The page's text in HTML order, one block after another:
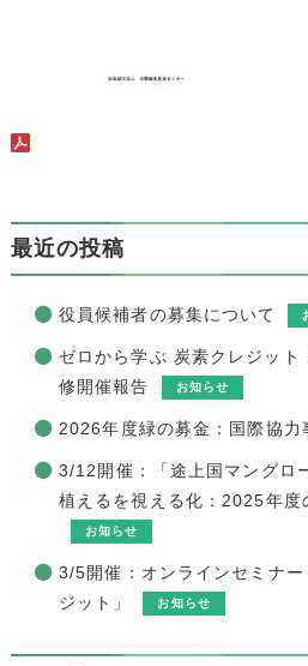
最近の投稿
役員候補者の募集について
ゼロから学ぶ 炭素クレジッ
修開催報告
お知らせ
2026年度緑の募金：国際協力
3/12開催：「途上国マングロ
植えるを視える化：2025年度
お知らせ
3/5開催：オンラインセミナ
ジット」
お知らせ